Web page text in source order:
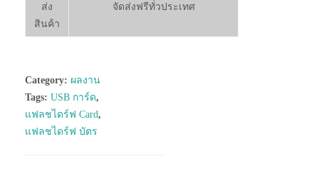
ส่ง
สินค้า
จัดส่งฟรีทั่วประเทศ
Category: ผลงาน
Tags: USB การ์ด,
แฟลชไดร์ฟ Card,
แฟลชไดร์ฟ บัตร